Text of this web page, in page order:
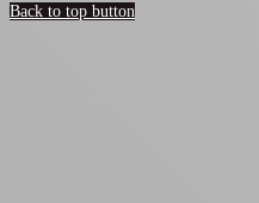
Back to top button